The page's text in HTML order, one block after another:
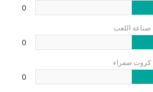
0
صناعة اللعب
0
كروت صفراء
0